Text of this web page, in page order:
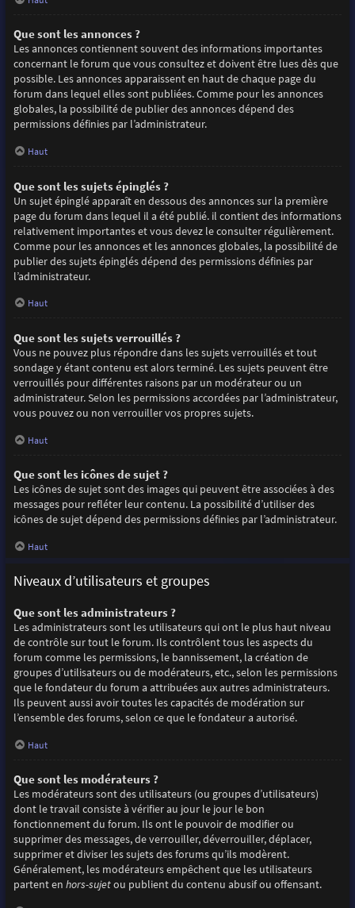
Que sont les annonces ?
Les annonces contiennent souvent des informations importantes
concernant le forum que vous consultez et doivent être lues dès que
possible. Les annonces apparaissent en haut de chaque page du
forum dans lequel elles sont publiées. Comme pour les annonces
globales, la possibilité de publier des annonces dépend des
permissions définies par l’administrateur.
Haut
Que sont les sujets épinglés ?
Un sujet épinglé apparaît en dessous des annonces sur la première
page du forum dans lequel il a été publié. il contient des informations
relativement importantes et vous devez le consulter régulièrement.
Comme pour les annonces et les annonces globales, la possibilité de
publier des sujets épinglés dépend des permissions définies par
l’administrateur.
Haut
Que sont les sujets verrouillés ?
Vous ne pouvez plus répondre dans les sujets verrouillés et tout
sondage y étant contenu est alors terminé. Les sujets peuvent être
verrouillés pour différentes raisons par un modérateur ou un
administrateur. Selon les permissions accordées par l’administrateur,
vous pouvez ou non verrouiller vos propres sujets.
Haut
Que sont les icônes de sujet ?
Les icônes de sujet sont des images qui peuvent être associées à des
messages pour refléter leur contenu. La possibilité d’utiliser des
icônes de sujet dépend des permissions définies par l’administrateur.
Haut
Niveaux d’utilisateurs et groupes
Que sont les administrateurs ?
Les administrateurs sont les utilisateurs qui ont le plus haut niveau
de contrôle sur tout le forum. Ils contrôlent tous les aspects du
forum comme les permissions, le bannissement, la création de
groupes d’utilisateurs ou de modérateurs, etc., selon les permissions
que le fondateur du forum a attribuées aux autres administrateurs.
Ils peuvent aussi avoir toutes les capacités de modération sur
l’ensemble des forums, selon ce que le fondateur a autorisé.
Haut
Que sont les modérateurs ?
Les modérateurs sont des utilisateurs (ou groupes d’utilisateurs)
dont le travail consiste à vérifier au jour le jour le bon
fonctionnement du forum. Ils ont le pouvoir de modifier ou
supprimer des messages, de verrouiller, déverrouiller, déplacer,
supprimer et diviser les sujets des forums qu’ils modèrent.
Généralement, les modérateurs empêchent que les utilisateurs
partent en hors-sujetou publient du contenu abusif ou offensant.